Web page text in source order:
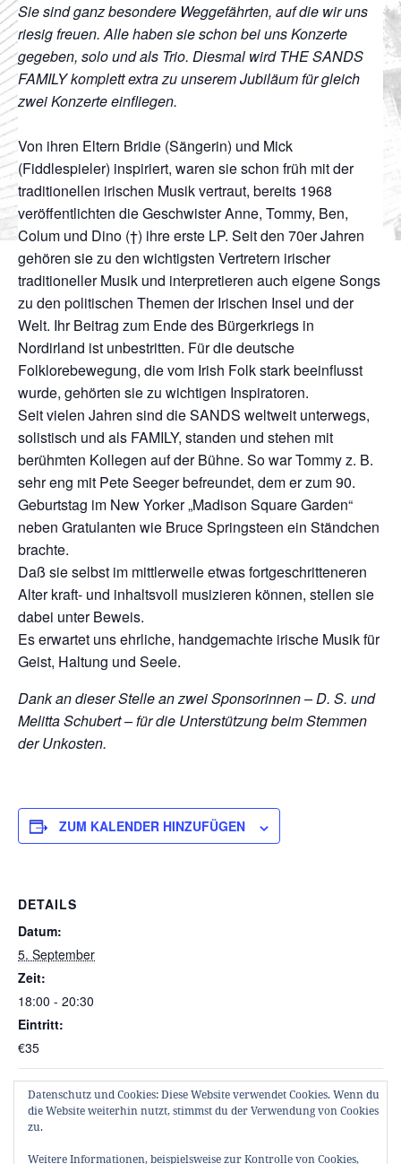
Sie sind ganz besondere Weggefährten, auf die wir uns
riesig freuen. Alle haben sie schon bei uns Konzerte
gegeben, solo und als Trio. Diesmal wird THE SANDS
FAMILY komplett extra zu unserem Jubiläum für gleich
zwei Konzerte einfliegen.
Von ihren Eltern Bridie (Sängerin) und Mick
(Fiddlespieler) inspiriert, waren sie schon früh mit der
traditionellen irischen Musik vertraut, bereits 1968
veröffentlichten die Geschwister Anne, Tommy, Ben,
Colum und Dino (†) ihre erste LP. Seit den 70er Jahren
gehören sie zu den wichtigsten Vertretern irischer
traditioneller Musik und interpretieren auch eigene Songs
zu den politischen Themen der Irischen Insel und der
Welt. Ihr Beitrag zum Ende des Bürgerkriegs in
Nordirland ist unbestritten. Für die deutsche
Folklorebewegung, die vom Irish Folk stark beeinflusst
wurde, gehörten sie zu wichtigen Inspiratoren.
Seit vielen Jahren sind die SANDS weltweit unterwegs,
solistisch und als FAMILY, standen und stehen mit
berühmten Kollegen auf der Bühne. So war Tommy z. B.
sehr eng mit Pete Seeger befreundet, dem er zum 90.
Geburtstag im New Yorker „Madison Square Garden“
neben Gratulanten wie Bruce Springsteen ein Ständchen
brachte.
Daß sie selbst im mittlerweile etwas fortgeschritteneren
Alter kraft- und inhaltsvoll musizieren können, stellen sie
dabei unter Beweis.
Es erwartet uns ehrliche, handgemachte irische Musik für
Geist, Haltung und Seele.
Dank an dieser Stelle an zwei Sponsorinnen – D. S. und
Melitta Schubert – für die Unterstützung beim Stemmen
der Unkosten.
ZUM KALENDER HINZUFÜGEN
DETAILS
Datum:
5. September
Zeit:
18:00 - 20:30
Eintritt:
€35
KULTUR im WEG – Garten-
Konzert * TRIO SCHO mit TRANSIT
KULTUR im WEG – Garten-Konzert *
THE SANDS FAMILY * Nordirland
Datenschutz und Cookies: Diese Website verwendet Cookies. Wenn du
die Website weiterhin nutzt, stimmst du der Verwendung von Cookies
zu.
Weitere Informationen, beispielsweise zur Kontrolle von Cookies,